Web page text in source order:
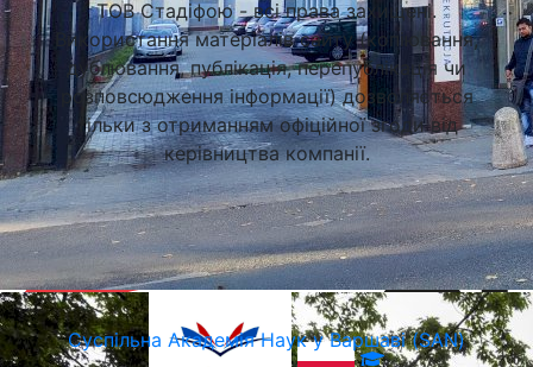
Краківська Політехніка (Краківський Технійчний
Університет)
Краків, Польща
Суспільна Академія Наук у Варшаві (SAN)
ТОВ Стадіфою - всі права захищені.
Використання матеріалів сайту (копіювання,
дублювання, публікація, перепублікація чи
розповсюдження інформації) дозволяється
тільки з отриманням офіційної згоди від
керівництва компанії.